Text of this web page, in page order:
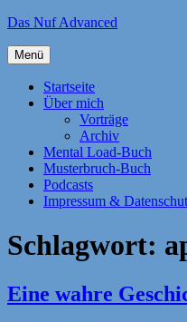
Zum
springen
Das Nuf Advanced
Menü
Startseite
Über mich
Vorträge
Archiv
Mental Load-Buch
Musterbruch-Buch
Podcasts
Impressum &
Schlagwort:
Eine wahre